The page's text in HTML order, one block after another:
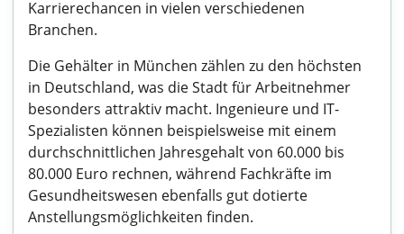
Karrierechancen in vielen verschiedenen
Branchen.
Die Gehälter in München zählen zu den höchsten
in Deutschland, was die Stadt für Arbeitnehmer
besonders attraktiv macht. Ingenieure und IT-
Spezialisten können beispielsweise mit einem
durchschnittlichen Jahresgehalt von 60.000 bis
80.000 Euro rechnen, während Fachkräfte im
Gesundheitswesen ebenfalls gut dotierte
Anstellungsmöglichkeiten finden.